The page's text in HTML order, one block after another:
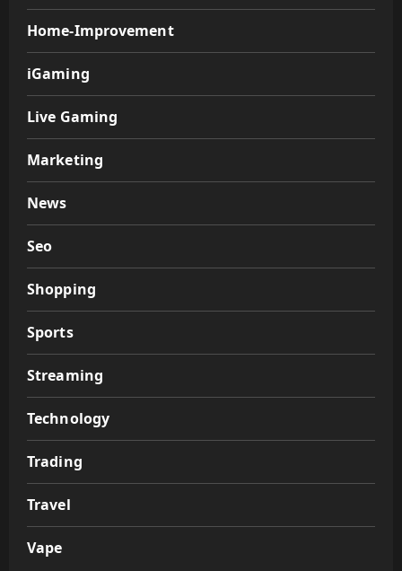
Home-Improvement
iGaming
Live Gaming
Marketing
News
Seo
Shopping
Sports
Streaming
Technology
Trading
Travel
Vape